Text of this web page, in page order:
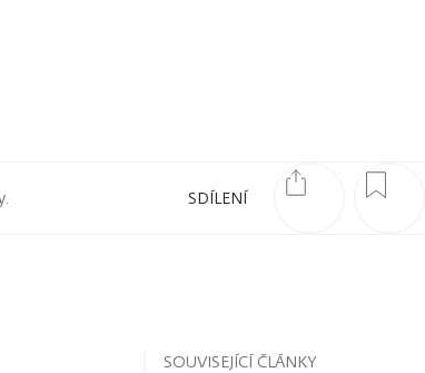
SDÍLENÍ
SOUVISEJÍCÍ ČLÁNKY